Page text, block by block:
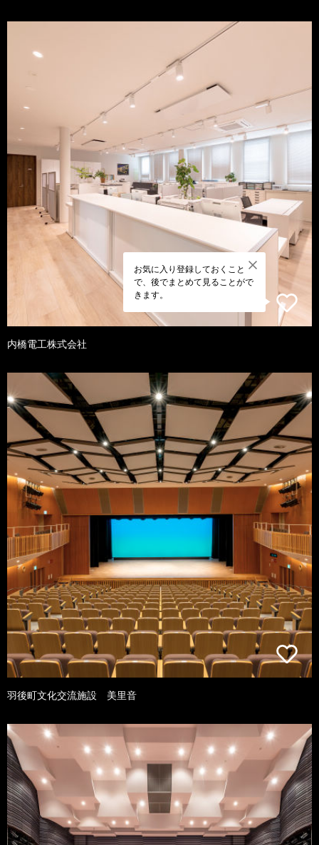
お気に入り登録しておくこと
で、後でまとめて見ることがで
きます。
内橋電工株式会社
羽後町文化交流施設 美里音